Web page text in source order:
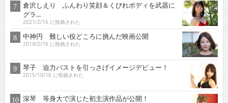
倉沢しえり ふんわり笑顔＆くびれボディを武器に
グラ...
2021/2/16 に投稿された
中神円 難しい役どころに挑んだ映画公開
2019/2/16 に投稿された
琴子 迫力バストを引っさげイメージデビュー！
2015/10/16 に投稿された
深琴 等身大で演じた初主演作品が公開！